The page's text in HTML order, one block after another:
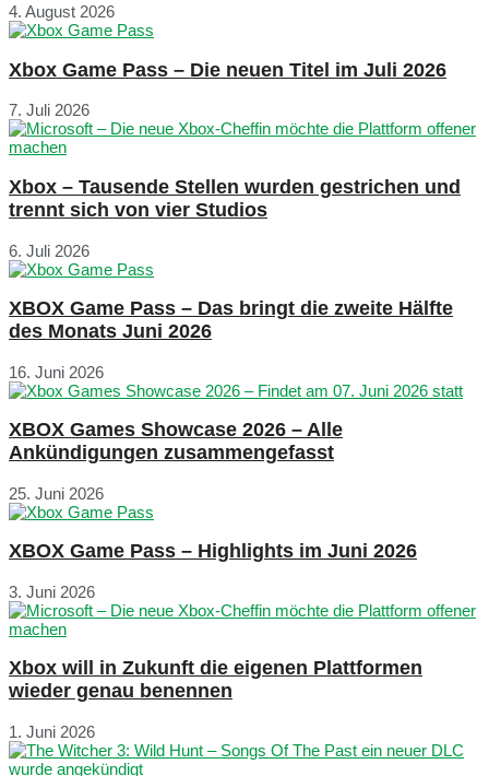
4. August 2026
Xbox Game Pass – Die neuen Titel im Juli 2026
7. Juli 2026
Xbox – Tausende Stellen wurden gestrichen und
trennt sich von vier Studios
6. Juli 2026
XBOX Game Pass – Das bringt die zweite Hälfte
des Monats Juni 2026
16. Juni 2026
XBOX Games Showcase 2026 – Alle
Ankündigungen zusammengefasst
25. Juni 2026
XBOX Game Pass – Highlights im Juni 2026
3. Juni 2026
Xbox will in Zukunft die eigenen Plattformen
wieder genau benennen
1. Juni 2026